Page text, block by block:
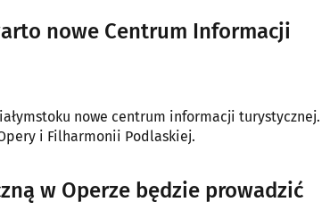
nowe Centrum Informacji
nowe centrum informacji turystycznej.
i Filharmonii Podlaskiej.
w Operze będzie prowadzić